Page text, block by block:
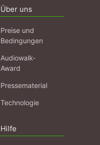
Über uns
Preise und
Bedingungen
Audiowalk-
Award
Pressematerial
Technologie
Hilfe